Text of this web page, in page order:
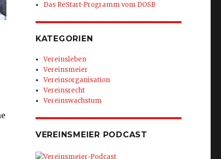
Das ReStart-Programm vom DOSB
KATEGORIEN
Vereinsleben
Vereinsmeier
Vereinsorganisation
Vereinsrecht
Vereinswachstum
VEREINSMEIER PODCAST